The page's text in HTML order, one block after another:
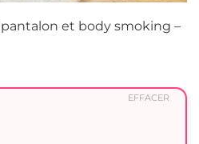
et body smoking –
EFFACER